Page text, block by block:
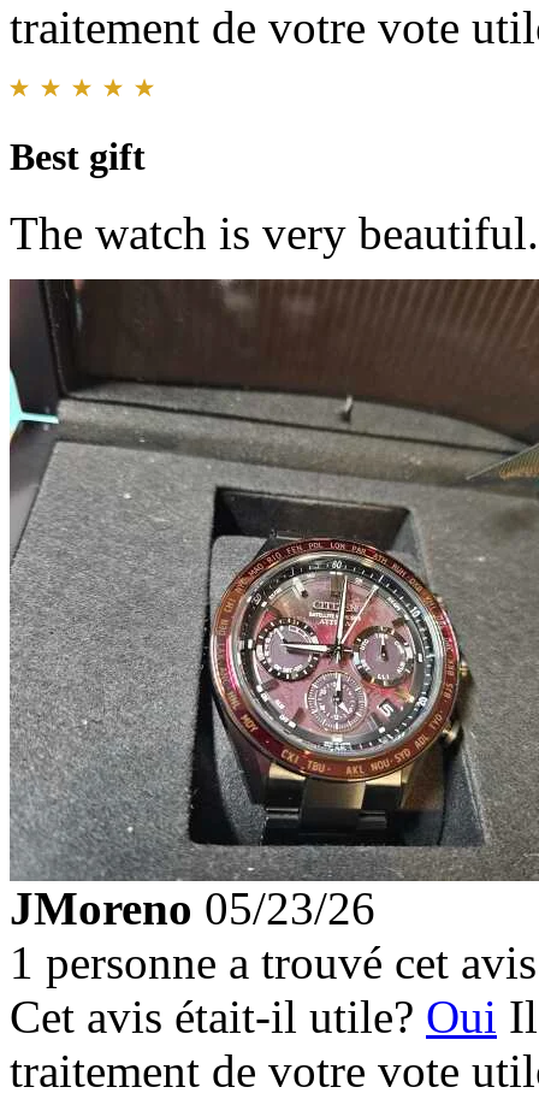
traitement de votre vote
Best gift
The watch is very
JMoreno 05/23/26
1 personne a trouvé cet
Cet avis était-il utile? Oui
traitement de votre vote